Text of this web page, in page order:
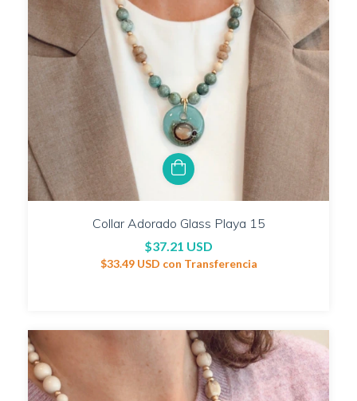
Collar Adorado Glass Playa 15
$37.21 USD
$33.49 USD con Transferencia